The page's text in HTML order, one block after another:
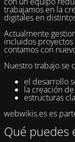
trabajamos en la
digitales en
Actualmente
incluidos proyectos
contamos con
Nuestro trabajo se
el desarrollo
la creación
estructuras
webwikis.es es
Qué puedes